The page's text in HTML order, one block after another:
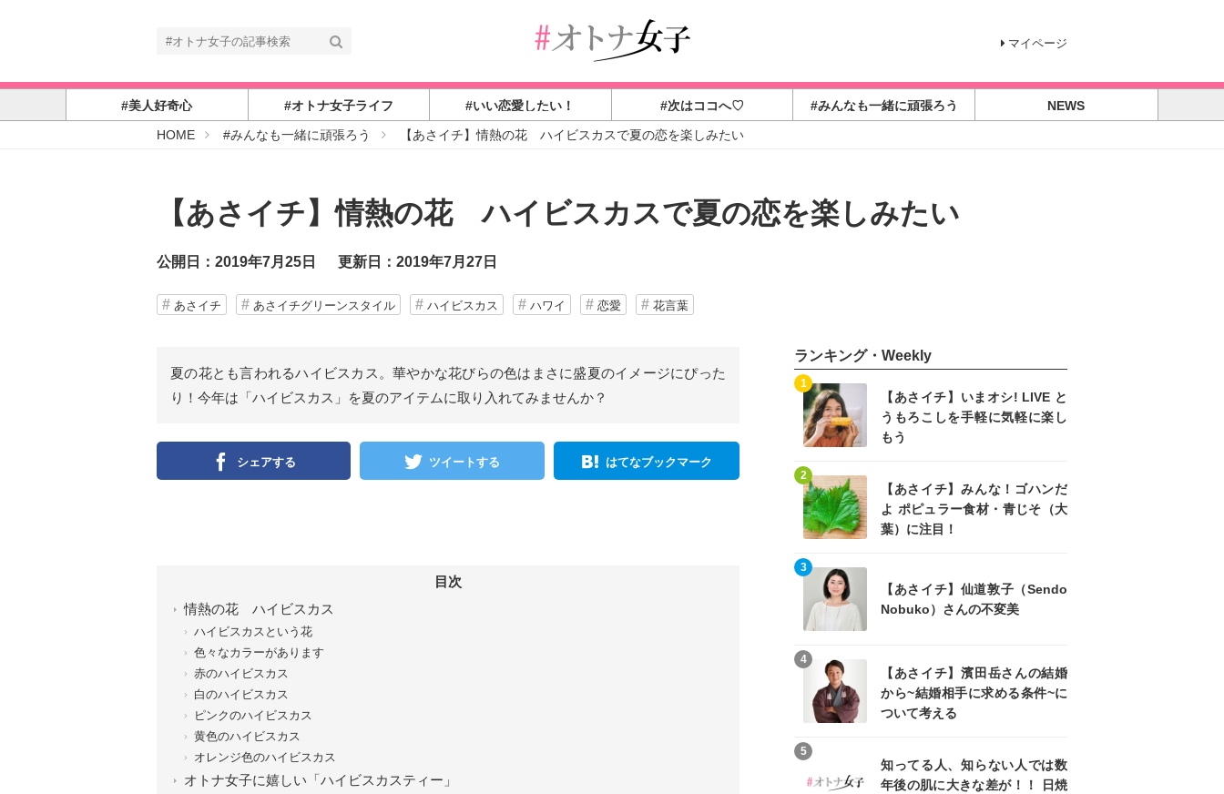
マイページ
#美人好奇心 #オトナ女子ライフ #いい恋愛したい！ #次はココへ♡ #みんなも一緒に頑張ろう
NEWS
HOME#
子
#みんなも一緒に頑張ろう 【あさイチ】情熱の花 ハイビスカスで夏の恋を楽しみたい
【あさイチ】情熱の花 ハイビスカスで夏の恋を楽しみたい
公開日：2019年7月25日 更新日：2019年7月27日
あさイチ あさイチグリーンスタイル ハイビスカス ハワイ 恋愛 花言葉
夏の花とも言われるハイビスカス。華やかな花びらの色はまさに盛夏のイメージにぴった
り！今年は「ハイビスカス」を夏のアイテムに取り入れてみませんか？
シェアする ツイートする はてなブックマーク
目次
情熱の花 ハイビスカス
ハイビスカスという花
色々なカラーがあります
赤のハイビスカス
白のハイビスカス
ピンクのハイビスカス
黄色のハイビスカス
オレンジ色のハイビスカス
オトナ女子に嬉しい「ハイビスカスティー」
ランキング・Weekly
【あさイチ】いまオシ! LIVE と
うもろこしを手軽に気軽に楽し
もう
1
【あさイチ】みんな！ゴハンだ
よ ポピュラー食材・青じそ（大
葉）に注目！
2
【あさイチ】仙道敦子（Sendo
Nobuko）さんの不変美
3
【あさイチ】濱田岳さんの結婚
から~結婚相手に求める条件~に
ついて考える
4
知ってる人、知らない人では数
年後の肌に大きな差が！！ 日焼
5